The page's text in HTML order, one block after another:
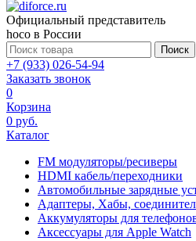
Официальный представитель
hoco в России
Поиск
+7 (933) 026-54-94
Заказать звонок
0
Корзина
0 руб.
Каталог
FM модуляторы/ресиверы
HDMI кабель/переходники
Автомобильные зарядные
Адаптеры, Хабы,
Аккумуляторы для
Аксессуары для Apple Watch